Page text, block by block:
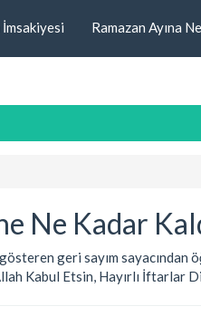
İmsakiyesi Ramazan Ayına
Ne Kadar
geri sayım sayacından
Kabul Etsin, Hayırlı İftarlar